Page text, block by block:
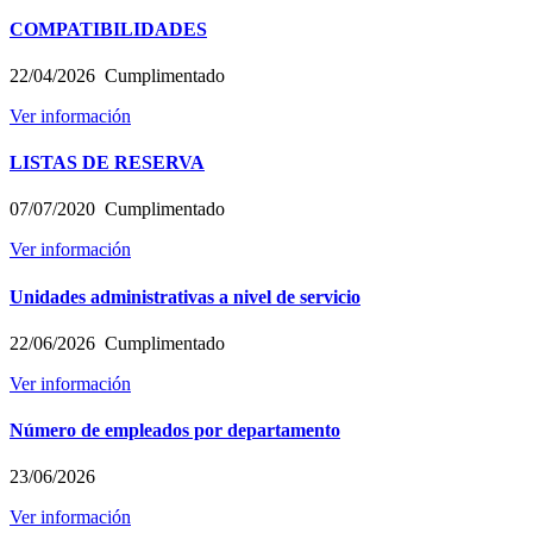
COMPATIBILIDADES
22/04/2026 Cumplimentado
Ver información
LISTAS DE RESERVA
07/07/2020 Cumplimentado
Ver información
Unidades administrativas a nivel de servicio
22/06/2026 Cumplimentado
Ver información
Número de empleados por departamento
23/06/2026
Ver información